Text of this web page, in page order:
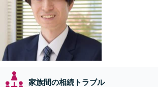
家族間の相続トラブル